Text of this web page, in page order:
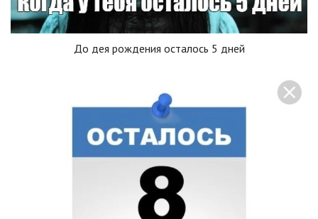
До дея рождения осталось 5 дней